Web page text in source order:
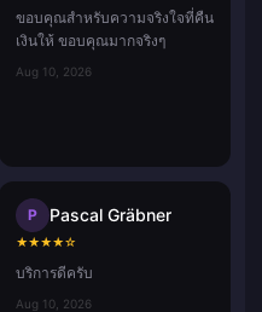
ขอบคุณสำหรับความจริงใจที่คืน
เงินให้ ขอบคุณมากจริงๆ
Aug 10, 2026
P Pascal Gräbner
★★★★☆
บริการดีครับ
Aug 10, 2026